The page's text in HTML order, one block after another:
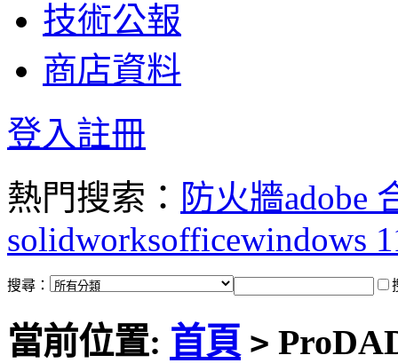
技術公報
商店資料
登入註冊
熱門搜索： 防火牆adobe
solidworksofficewindows
搜尋：
當前位置: 首頁 >